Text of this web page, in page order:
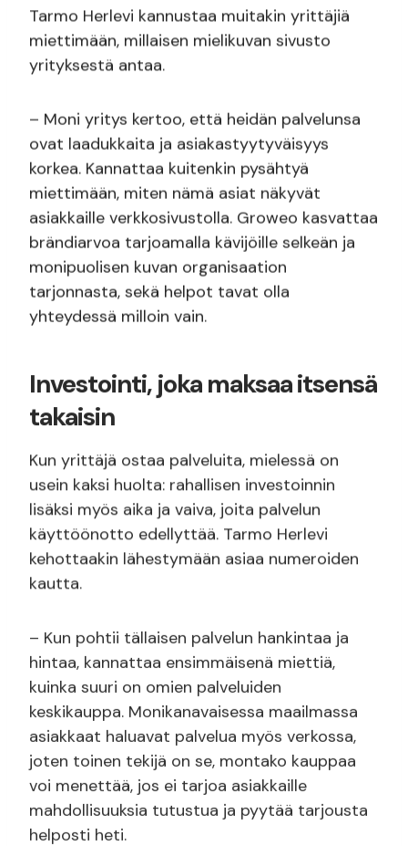
Tarmo Herlevi kannustaa muitakin yrittäjiä
miettimään, millaisen mielikuvan sivusto
yrityksestä antaa.
– Moni yritys kertoo, että heidän palvelunsa
ovat laadukkaita ja asiakastyytyväisyys
korkea. Kannattaa kuitenkin pysähtyä
miettimään, miten nämä asiat näkyvät
asiakkaille verkkosivustolla. Groweo kasvattaa
brändiarvoa tarjoamalla kävijöille selkeän ja
monipuolisen kuvan organisaation
tarjonnasta, sekä helpot tavat olla
yhteydessä milloin vain.
Investointi, joka maksaa itsensä
takaisin
Kun yrittäjä ostaa palveluita, mielessä on
usein kaksi huolta: rahallisen investoinnin
lisäksi myös aika ja vaiva, joita palvelun
käyttöönotto edellyttää. Tarmo Herlevi
kehottaakin lähestymään asiaa numeroiden
kautta.
– Kun pohtii tällaisen palvelun hankintaa ja
hintaa, kannattaa ensimmäisenä miettiä,
kuinka suuri on omien palveluiden
keskikauppa. Monikanavaisessa maailmassa
asiakkaat haluavat palvelua myös verkossa,
joten toinen tekijä on se, montako kauppaa
voi menettää, jos ei tarjoa asiakkaille
mahdollisuuksia tutustua ja pyytää tarjousta
helposti heti.